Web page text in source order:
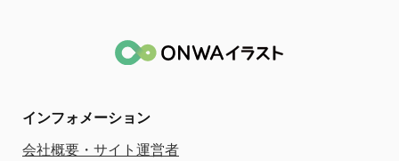
インフォメーション
会社概要・サイト運営者